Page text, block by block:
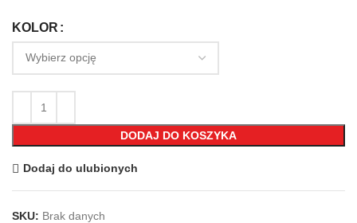
KOLOR
DODAJ DO KOSZYKA
Dodaj do ulubionych
SKU: Brak danych